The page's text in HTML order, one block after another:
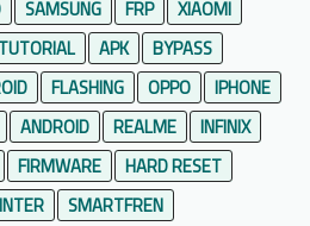
SAMSUNG FRP
XIAOMI
TUTORIAL APK
BYPASS
FLASHING OPPO
IPHONE
ANDROID REALME
INFINIX
FIRMWARE
HARD RESET
SMARTFREN